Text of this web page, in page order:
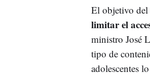
El objetivo
limitar el
ministro José
tipo de
adolescentes